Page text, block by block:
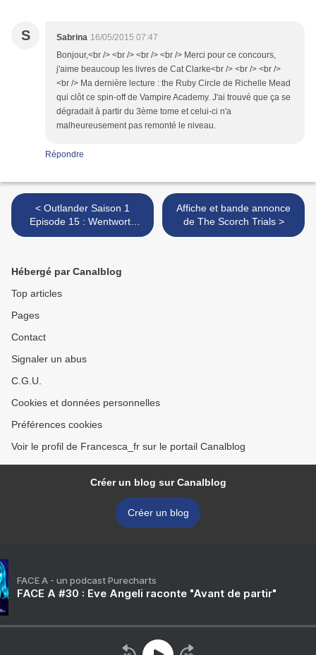
S Sabrina 16/05/2015 07:47
Bonjour,<br /> <br /> <br /> <br /> Merci pour ce concours,
j'aime beaucoup les livres de Cat Clarke<br /> <br /> <br />
<br /> Ma dernière lecture : the Ruby Circle de Richelle Mead
qui clôt ce spin-off de Vampire Academy. J'ai trouvé que ça se
dégradait à partir du 3ème tome et celui-ci n'a
malheureusement pas remonté le niveau.
Répondre
< Outlander Saison 1
Episode 15 : Wentworth
Prison
Affiche et bande annonce
de The Scorch Trials >
Hébergé par Canalblog
Top articles
Pages
Contact
Signaler un abus
C.G.U.
Cookies et données personnelles
Préférences cookies
Voir le profil de Francesca_fr sur le portail Canalblog
Créer un blog sur Canalblog
Créer un blog
FACE A - un podcast Purecharts
FACE A #30 : Eve Angeli raconte "Avant de partir"